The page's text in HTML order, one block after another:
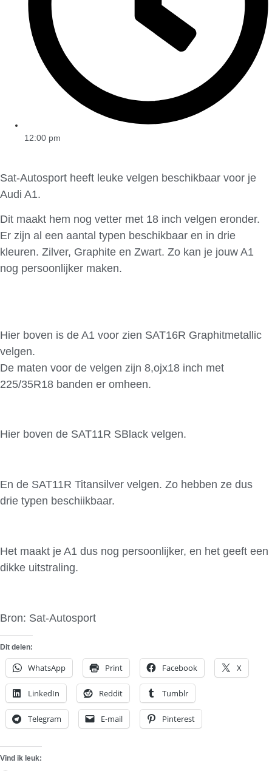
12:00 pm
Sat-Autosport heeft leuke velgen beschikbaar voor je
Audi A1.
Dit maakt hem nog vetter met 18 inch velgen eronder.
Er zijn al een aantal typen beschikbaar en in drie
kleuren. Zilver, Graphite en Zwart. Zo kan je jouw A1
nog persoonlijker maken.
Hier boven is de A1 voor zien SAT16R Graphitmetallic
velgen.
De maten voor de velgen zijn 8,ojx18 inch met
225/35R18 banden er omheen.
Hier boven de SAT11R SBlack velgen.
En de SAT11R Titansilver velgen. Zo hebben ze dus
drie typen beschiikbaar.
Het maakt je A1 dus nog persoonlijker, en het geeft een
dikke uitstraling.
Bron: Sat-Autosport
Dit delen:
WhatsApp Print Facebook X
LinkedIn Reddit Tumblr
Telegram E-mail Pinterest
Vind ik leuk: